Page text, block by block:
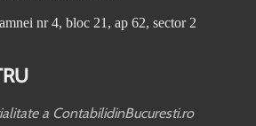
nr 4, bloc 21, ap 62, sector 2
a ContabilidinBucuresti.ro